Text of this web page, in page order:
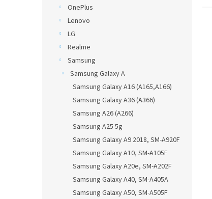
OnePlus
Lenovo
LG
Realme
Samsung
Samsung Galaxy A
Samsung Galaxy A16 (A165,A166)
Samsung Galaxy A36 (A366)
Samsung A26 (A266)
Samsung A25 5g
Samsung Galaxy A9 2018, SM-A920F
Samsung Galaxy A10, SM-A105F
Samsung Galaxy A20e, SM-A202F
Samsung Galaxy A40, SM-A405A
Samsung Galaxy A50, SM-A505F